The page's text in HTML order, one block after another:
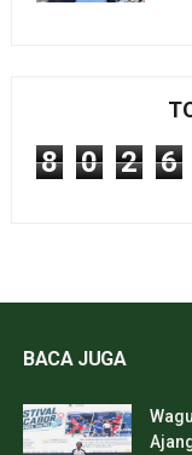
8 0 2 6
BACA JUGA